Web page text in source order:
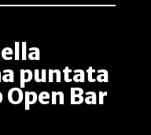
puntata
Bar